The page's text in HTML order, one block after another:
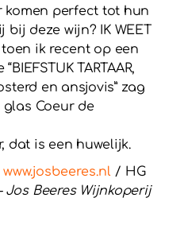
perfect tot hun
deze wijn? IK WEET
ik recent op een
TARTAAR,
en ansjovis” zag
Coeur de
dat is een huwelijk.
www.josbeeres.nl / HG
Jos Beeres Wijnkoperij